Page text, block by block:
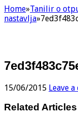
Home»Tanilir o
nastavlja»
15/06/2015 Leave
Related Articles